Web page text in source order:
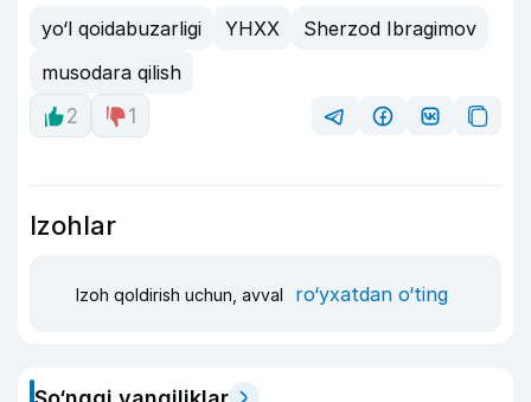
yo‘l qoidabuzarligi YHXX
Sherzod Ibragimov
musodara qilish
2
1
Izohlar
Izoh qoldirish uchun, avval ro‘yxatdan o‘ting